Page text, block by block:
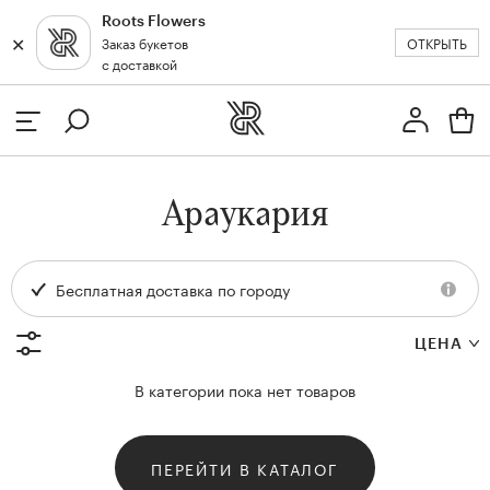
✕
Roots Flowers
Заказ букетов
с доставкой
ОТКРЫТЬ
Профиль
Вход или регистрация
Москва
✕
Араукария
Бесплатная доставка по городу
ЦЕНА
В категории пока нет товаров
ПЕРЕЙТИ В КАТАЛОГ